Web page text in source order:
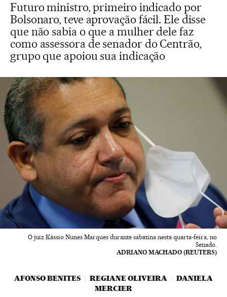
Futuro ministro, primeiro indicado por
Bolsonaro, teve aprovação fácil. Ele disse
que não sabia o que a mulher dele faz
como assessora de senador do Centrão,
grupo que apoiou sua indicação
O juiz Kássio Nunes Marques durante sabatina nesta quarta-feira, no
Senado.
ADRIANO MACHADO (REUTERS)
AFONSO BENITES REGIANE OLIVEIRA
DANIELA
MERCIER